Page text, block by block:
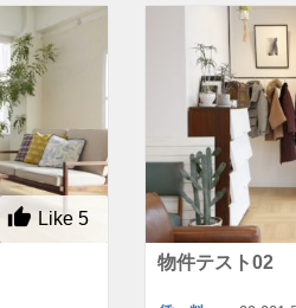
Like 5
物件テスト02